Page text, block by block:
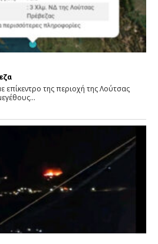
επίκεντρο της περιοχή της Λούτσας